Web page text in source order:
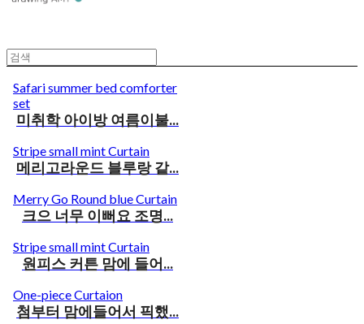
Safari summer bed comforter
set
미취학 아이방 여름이불...
Stripe small mint Curtain
메리고라운드 블루랑 같...
Merry Go Round blue Curtain
크으 너무 이뻐요 조명...
Stripe small mint Curtain
원피스 커튼 맘에 들어...
One-piece Curtaion
첨부터 맘에들어서 픽했...